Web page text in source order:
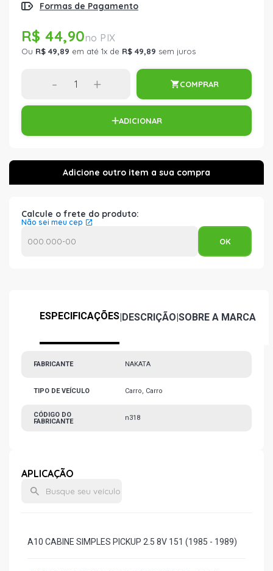
Formas de Pagamento
R$ 44,90
Ou R$ 49,89 em até 1x de R$ 49,89 sem juros
- + COMPRAR
ADICIONAR
Calcule o frete do produto:
Não sei meu cep
ESPECIFICAÇÕES|DESCRIÇÃO|SOBRE A MARCA
FABRICANTE NAKATA
TIPO DE VEÍCULO Carro, Carro
CÓDIGO DO
FABRICANTE
n318
APLICAÇÃO
A10 CABINE SIMPLES PICKUP 2.5 8V 151 (1985 - 1989)